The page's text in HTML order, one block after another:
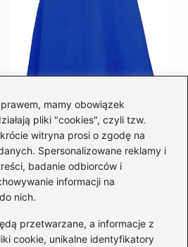
mamy obowiązek
pliki "cookies", czyli tzw.
witryna prosi o zgodę na
Spersonalizowane reklamy i
badanie odbiorców i
informacji na
nich.
przetwarzane, a informacje z
cookie, unikalne identyfikatory
skrócić spódnicę z